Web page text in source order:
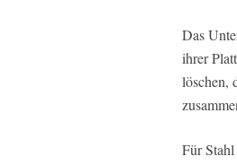
Das
ihrer
löschen,
Für